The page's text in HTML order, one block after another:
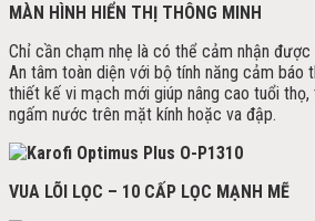
MÀN HÌNH HIỂN THỊ THÔNG MINH
Chỉ cần chạm nhẹ là có thể cảm nhận
An tâm toàn diện với bộ tính năng cảm báo
thiết kế vi mạch mới giúp nâng cao tuổi
ngấm nước trên mặt kính hoặc va đập.
VUA LÕI LỌC – 10 CẤP LỌC MẠNH MẼ